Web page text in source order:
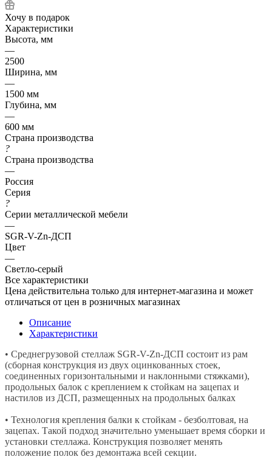
Хочу в подарок
Характеристики
Высота, мм
—
2500
Ширина, мм
—
1500 мм
Глубина, мм
—
600 мм
Страна производства
?
Страна производства
—
Россия
Серия
?
Серии металлической мебели
—
SGR-V-Zn-ДСП
Цвет
—
Светло-серый
Все характеристики
Цена действительна только для интернет-магазина и может
отличаться от цен в розничных магазинах
Описание
Характеристики
• Среднегрузовой стеллаж SGR-V-Zn-ДСП состоит из рам
(сборная конструкция из двух оцинкованных стоек,
соединенных горизонтальными и наклонными стяжками),
продольных балок с креплением к стойкам на зацепах и
настилов из ДСП, размещенных на продольных балках
• Технология крепления балки к стойкам - безболтовая, на
зацепах. Такой подход значительно уменьшает время сборки и
установки стеллажа. Конструкция позволяет менять
положение полок без демонтажа всей секции.